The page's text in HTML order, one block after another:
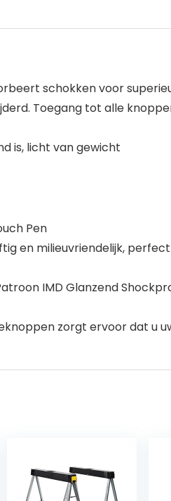
schokken voor
Toegang tot alle
is, licht van gewicht
Pen
en milieuvriendelijk,
IMD Glanzend
zorgt ervoor dat u